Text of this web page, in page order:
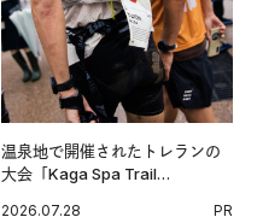
温泉地で開催されたトレランの
大会「Kaga Spa Trail
2026.07.28 PR